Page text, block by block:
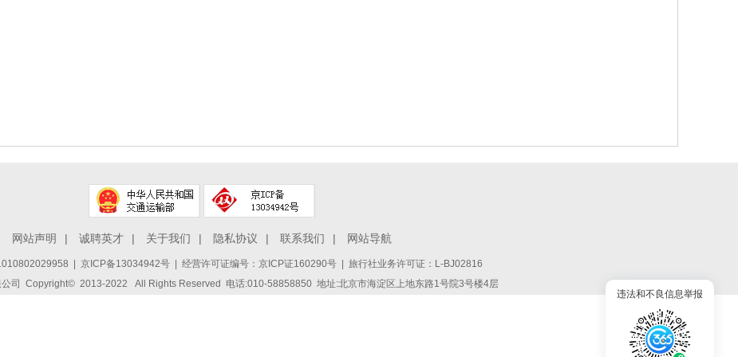
网站声明 | 诚聘英才 | 关于我们 | 隐私协议 | 联系我们 | 网站导航
京ICP备13034942号| 经营许可证编号：京ICP证160290号 | 旅行社业务许可证：L-BJ02816
公司 Copyright© 2013-2022 All Rights Reserved 电话:010-58858850 地址:北京市海淀区上地东路1号院3号楼4层
违法和不良信息举报